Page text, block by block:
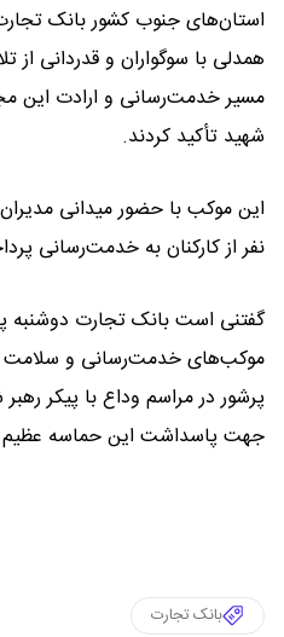
استان‌های جنوب کشور بانک
همدلی با سوگواران و قدردانی از
مسیر خدمت‌رسانی و ارادت این
شهید تأکید کردند.
نفر از کارکنان به خدمت‌رسانی
گفتنی است بانک تجارت دوشنبه
موکب‌های خدمت‌رسانی و سلامت
پرشور در مراسم وداع با پیکر
جهت پاسداشت این حماسه
بانک تجارت